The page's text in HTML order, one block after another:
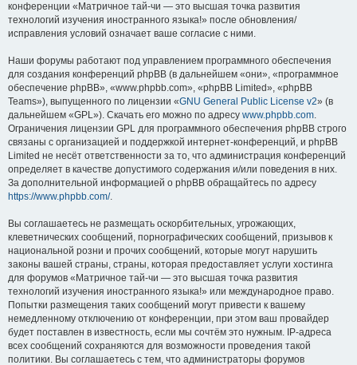
конференции «Матричное тай-чи — это высшая точка развития
технологий изучения иностранного языка!» после обновления/
исправления условий означает ваше согласие с ними.
Наши форумы работают под управлением программного обеспечения
для создания конференций phpBB (в дальнейшем «они», «программное
обеспечение phpBB», «www.phpbb.com», «phpBB Limited», «phpBB
Teams»), выпущенного по лицензии «GNU General Public License v2» (в
дальнейшем «GPL»). Скачать его можно по адресу www.phpbb.com.
Ограничения лицензии GPL для программного обеспечения phpBB строго
связаны с организацией и поддержкой интернет-конференций, и phpBB
Limited не несёт ответственности за то, что администрация конференций
определяет в качестве допустимого содержания и/или поведения в них.
За дополнительной информацией о phpBB обращайтесь по адресу
https://www.phpbb.com/.
Вы соглашаетесь не размещать оскорбительных, угрожающих,
клеветнических сообщений, порнографических сообщений, призывов к
национальной розни и прочих сообщений, которые могут нарушить
законы вашей страны, страны, которая предоставляет услуги хостинга
для форумов «Матричное тай-чи — это высшая точка развития
технологий изучения иностранного языка!» или международное право.
Попытки размещения таких сообщений могут привести к вашему
немедленному отключению от конференции, при этом ваш провайдер
будет поставлен в известность, если мы сочтём это нужным. IP-адреса
всех сообщений сохраняются для возможности проведения такой
политики. Вы соглашаетесь с тем, что администраторы форумов